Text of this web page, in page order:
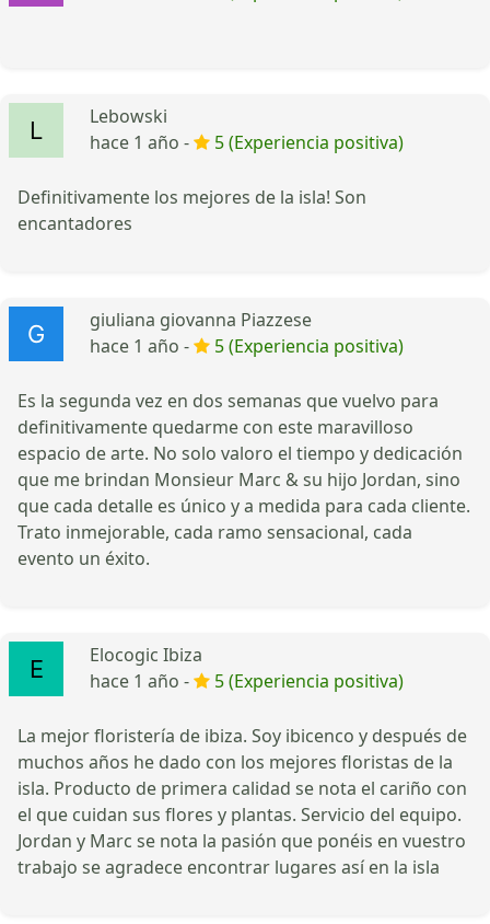
Lebowski
hace 1 año -
5 (Experiencia positiva)
Definitivamente los mejores de la isla! Son
encantadores
giuliana giovanna Piazzese
hace 1 año -
5 (Experiencia positiva)
Es la segunda vez en dos semanas que vuelvo para
definitivamente quedarme con este maravilloso
espacio de arte. No solo valoro el tiempo y dedicación
que me brindan Monsieur Marc & su hijo Jordan, sino
que cada detalle es único y a medida para cada cliente.
Trato inmejorable, cada ramo sensacional, cada
evento un éxito.
Elocogic Ibiza
hace 1 año -
5 (Experiencia positiva)
La mejor floristería de ibiza. Soy ibicenco y después de
muchos años he dado con los mejores floristas de la
isla. Producto de primera calidad se nota el cariño con
el que cuidan sus flores y plantas. Servicio del equipo.
Jordan y Marc se nota la pasión que ponéis en vuestro
trabajo se agradece encontrar lugares así en la isla